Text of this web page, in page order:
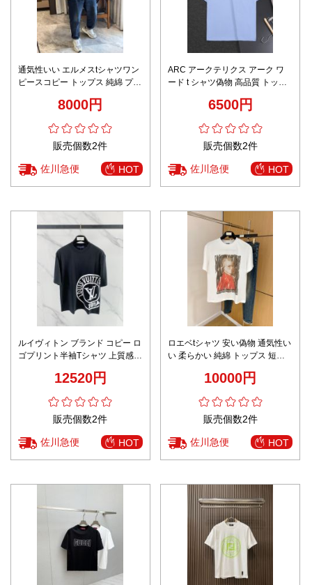
通気性いい エルメスtシャツワン
ピースコピー トップス 純綿 プリ
8000円
販売個数2件
佐川急便 HOT
ARC アークテリクス アーク ワ
ード t シャツ偽物 高品質 トップ
6500円
販売個数2件
佐川急便 HOT
ルイヴィトン ブランド コピー ロ
ゴプリント半袖Tシャツ 上質感仕
12520円
販売個数2件
佐川急便 HOT
ロエベtシャツ 安い偽物 通気性い
い 柔らかい 純綿 トップス 短袖
10000円
販売個数2件
佐川急便 HOT